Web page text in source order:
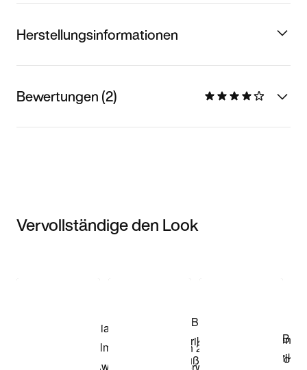
Herstellungsinformationen
Bewertungen (2)
Vervollständige den Look